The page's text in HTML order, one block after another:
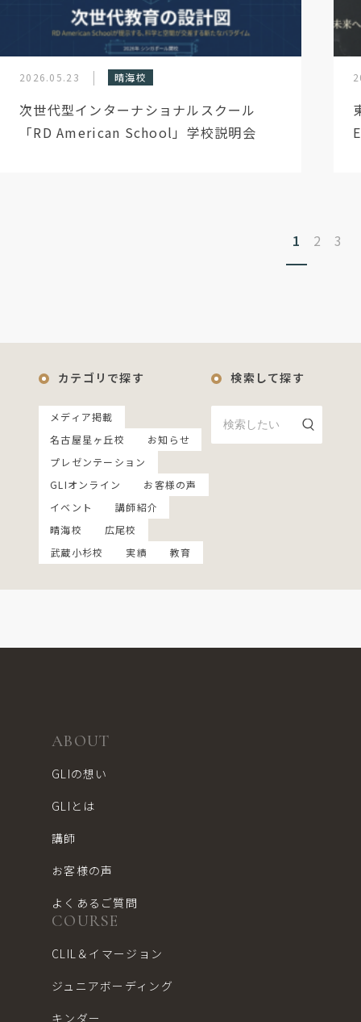
2026.05.23 晴海校
次世代型インターナショナルスクール
「RD American School」学校説明会
1 2 3
カテゴリで探す
メディア掲載
名古屋星ヶ丘校
お知らせ
プレゼンテーション
GLIオンライン
お客様の声
イベント
講師紹介
晴海校
広尾校
武蔵小杉校
実績 教育
検索して探す
ABOUT
GLIの想い
GLIとは
講師
お客様の声
よくあるご質問
COURSE
CLIL＆イマージョン
ジュニアボーディング
キンダー